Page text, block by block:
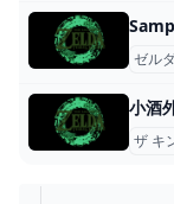
ゼル
小酒
ザ キ